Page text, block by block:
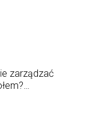
zarządzać